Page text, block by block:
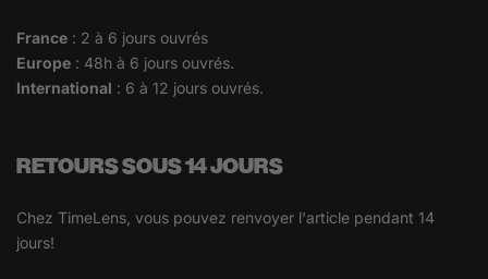
France : 2 à 6 jours ouvrés
Europe : 48h à 6 jours ouvrés.
International : 6 à 12 jours ouvrés.
RETOURS SOUS 14 JOURS
Chez TimeLens, vous pouvez renvoyer l'article pendant 14
jours!